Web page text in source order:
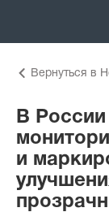
Вернуться в
В
и